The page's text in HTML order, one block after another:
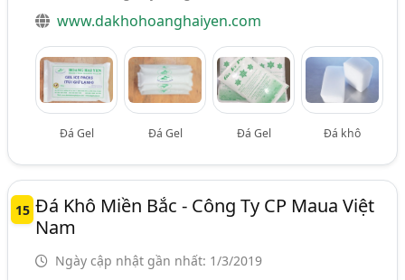
www.dakhohoanghaiyen.com
Đá Gel Đá Gel Đá Gel Đá khô
15 Đá Khô Miền Bắc - Công Ty CP Maua Việt
Nam
Ngày cập nhật gần nhất: 1/3/2019